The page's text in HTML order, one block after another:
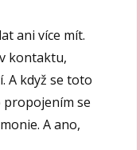
ani více mít.
kontaktu,
A když se toto
propojením se
A ano,